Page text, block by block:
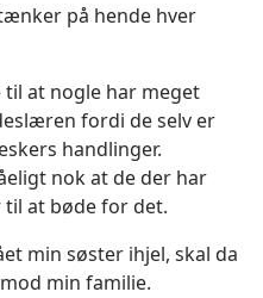
på hende hver
at nogle har meget
fordi de selv er
handlinger.
nok at de der har
at bøde for det.
min søster ihjel, skal da
min familie.